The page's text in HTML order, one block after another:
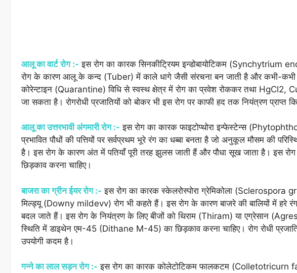
आलू का वार्ट रोग :- इस रोग का कारक सिनकीट्रियम इन्डोबायोटिकम
रोग के कारण आलू के कन्द (Tuber) में काले धागे जैसी संरचना बन जाती है और कभी-कभी
कोरेन्टाइन (Quarantine) विधि से स्वस्थ क्षेत्र में रोग का प्रवेश रोककर तथा HgCl2,
जा सकता है। रोगरोधी प्रजातियों को बोकर भी इस रोग पर काफी हद तक नियंत्रण प्राप्त
आलू का उत्तरभावी अंगमारी रोग :- इस रोग का कारक फाइटोप्थोरा इन्फेस्टेन्स
प्रभावित पौधों की पत्तियों पर सर्वप्रथम भूरे रंग का धब्बा बनता है जो अनुकूल मौसम की
है। इस रोग के कारण अंत में पतियाँ पूरी तरह झुलस जाती हैं और पौधा सूख जाता है। इस
छिड़काव करना चाहिए।
बाजरा का ग्रीन ईयर रोग :- इस रोग का कारक स्केलरोस्पोरा ग्रेमिकोला
मिल्ड्यू (Downy mildevv) रोग भी कहते हैं। इस रोग के कारण बाजरे की बालियों में हरे
बदल जाते हैं। इस रोग के नियंत्रण के लिए बीजों को थिराम (Thiram) या एग्रेसान
स्थिति में डाइथेन एम-45 (Dithane M-45) का छिड़काव करना चाहिए। रोग रोधी
उपयोगी कदम है।
गन्ने का लाल सड़न रोग :- इस रोग का कारक कोलेटोटिकम फालकटम (Colletotricurn